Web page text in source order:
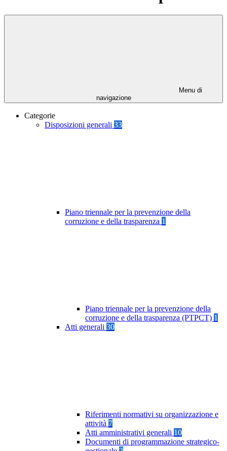
Menu di
navigazione
Categorie
Disposizioni generali 33
Piano triennale per la prevenzione della
corruzione e della trasparenza 1
Piano triennale per la prevenzione della
corruzione e della trasparenza (PTPCT) 1
Atti generali 30
Riferimenti normativi su organizzazione e
attività 7
Atti amministrativi generali 10
Documenti di programmazione strategico-